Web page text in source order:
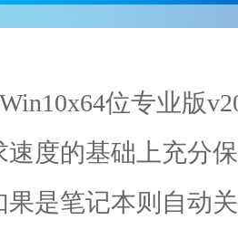
位专业版
度的基础上充分
是笔记本则自动